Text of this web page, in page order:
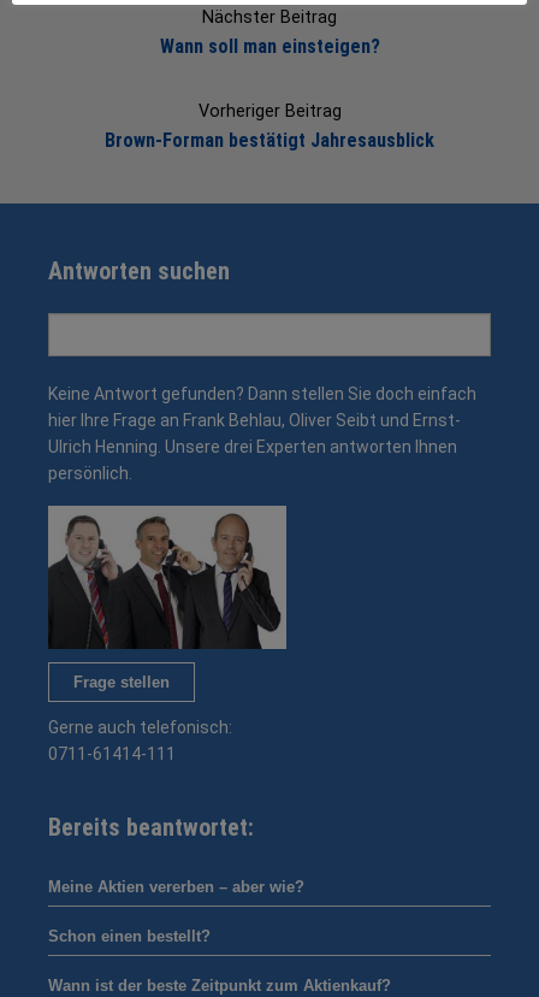
navigation
Nächster Beitrag
Wann soll man einsteigen?
Vorheriger Beitrag
Brown-Forman bestätigt Jahresausblick
Antworten suchen
Search
Keine Antwort gefunden? Dann stellen Sie doch einfach
hier Ihre Frage an Frank Behlau, Oliver Seibt und Ernst-
Ulrich Henning. Unsere drei Experten antworten Ihnen
persönlich.
Frage stellen
Gerne auch telefonisch:
0711-61414-111
Bereits beantwortet:
Meine Aktien vererben – aber wie?
Schon einen bestellt?
Wann ist der beste Zeitpunkt zum Aktienkauf?